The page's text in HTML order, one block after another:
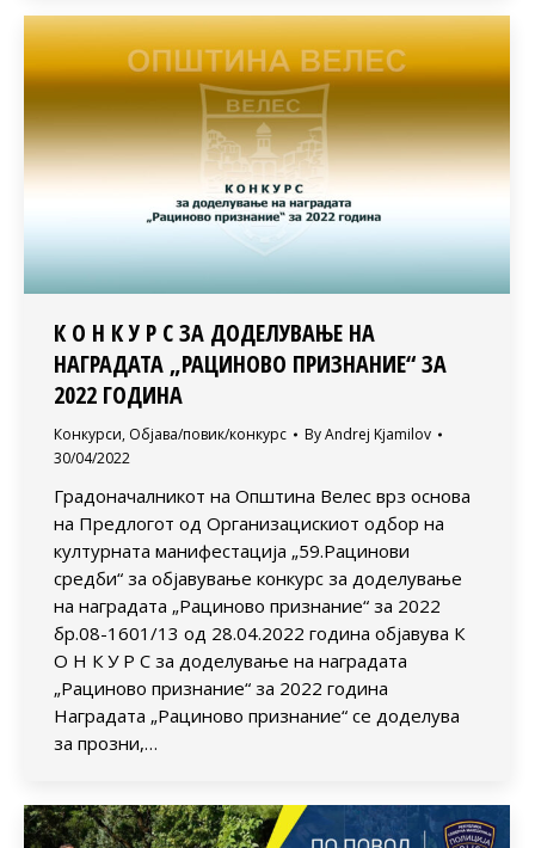
К О Н К У Р С ЗА ДОДЕЛУВАЊЕ НА
НАГРАДАТА „РАЦИНОВО ПРИЗНАНИЕ“ ЗА
2022 ГОДИНА
Конкурси, Објава/повик/конкурс ByAndrej Kjamilov
30/04/2022
Градоначалникот на Општина Велес врз основа
на Предлогот од Организацискиот одбор на
културната манифестација „59.Рацинови
средби“ за објавување конкурс за доделување
на наградата „Рациново признание“ за 2022
бр.08-1601/13 од 28.04.2022 година објавува К
О Н К У Р С за доделување на наградата
„Рациново признание“ за 2022 година
Наградата „Рациново признание“ се доделува
за прозни,…